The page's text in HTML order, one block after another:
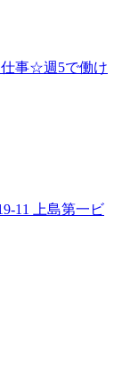
仕事☆週5で働け
11 上島第一ビ